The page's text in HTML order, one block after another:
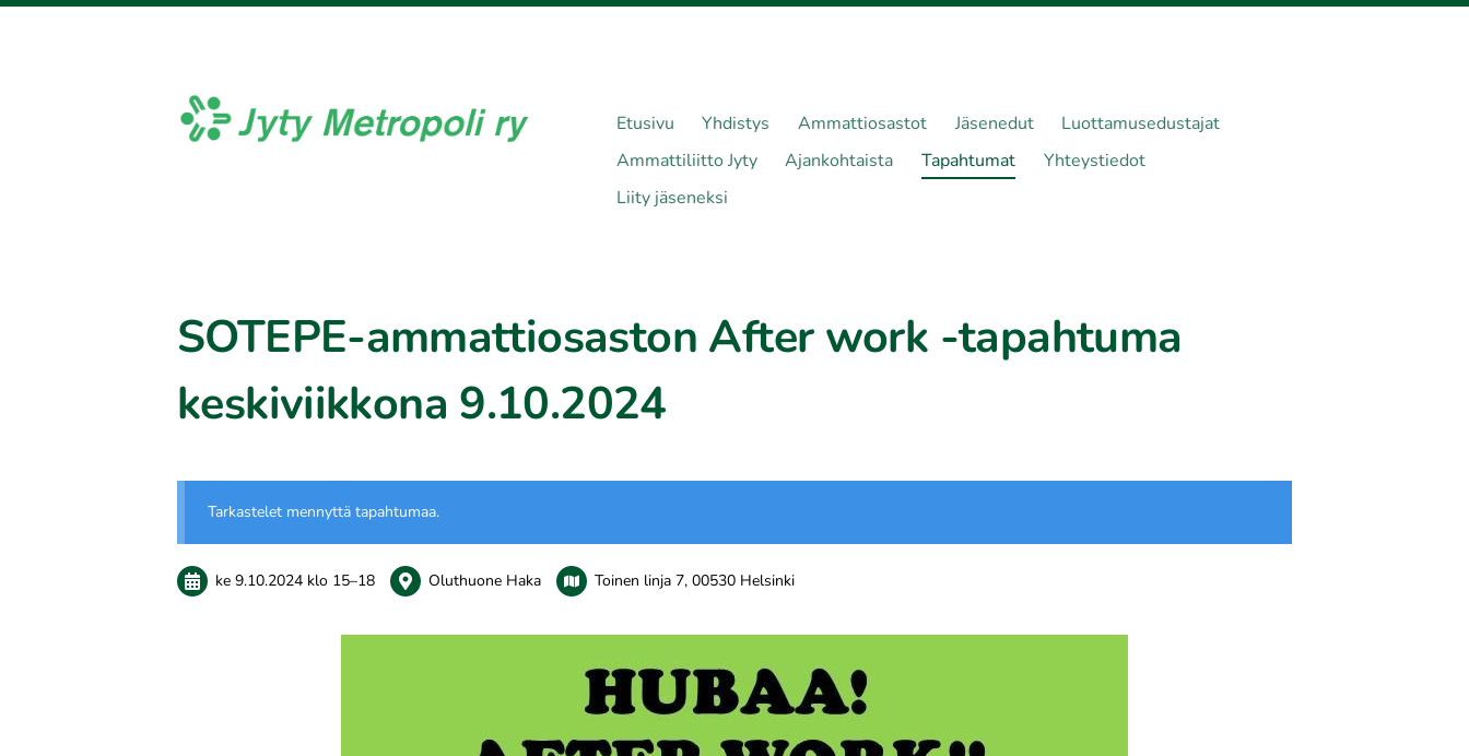
Jyty Metropoli ry Etusivu Yhdistys Ammattiosastot Jäsenedut
Luottamusedustajat
Ammattiliitto Jyty
Ajankohtaista Tapahtumat
Yhteystiedot
Liity jäseneksi
SOTEPE-ammattiosaston After work -tapahtuma
keskiviikkona 9.10.2024
Tarkastelet mennyttä tapahtumaa.
ke 9.10.2024 klo 15–18 Oluthuone Haka Toinen linja 7, 00530 Helsinki